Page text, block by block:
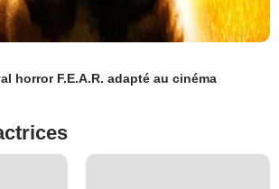
horror F.E.A.R. adapté au cinéma